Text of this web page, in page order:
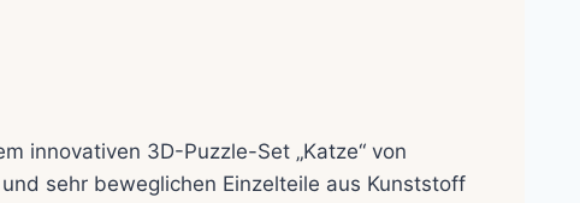
innovativen 3D-Puzzle-Set „Katze“ von
sehr beweglichen Einzelteile aus Kunststoff